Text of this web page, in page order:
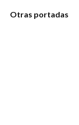
Otras portadas